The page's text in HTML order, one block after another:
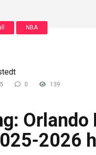
NBA
0 139
2026